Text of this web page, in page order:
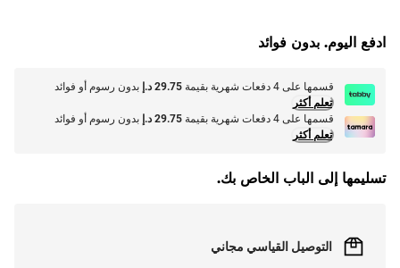
ادفع اليوم. بدون فوائد
قسمها على 4 دفعات شهرية بقيمة 29.75 د.إ
بدون رسوم أو فوائد
تعلم أكثر
قسمها على 4 دفعات شهرية بقيمة
29.75 د.إ
بدون رسوم أو فوائد
تعلم أكثر
تسليمها إلى الباب الخاص بك.
التوصيل القياسي مجاني